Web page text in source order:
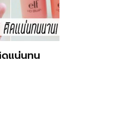
ดแน่นทน